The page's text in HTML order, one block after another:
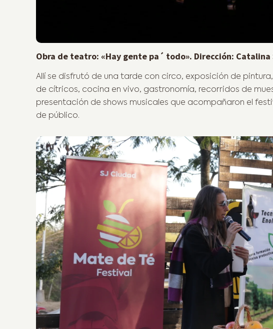
Obra de teatro: «Hay gente pa´ todo». Dirección: Catalina
Allí se disfrutó de una tarde con circo, exposición de
de cítricos, cocina en vivo, gastronomía, recorridos de
presentación de shows musicales que acompañaron el
de público.